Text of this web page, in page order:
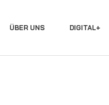
ÜBER UNS DIGITAL+